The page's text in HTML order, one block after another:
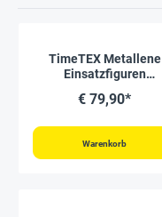
TimeTEX Metallene
Einsatzfiguren
€ 79,90*
Warenkorb